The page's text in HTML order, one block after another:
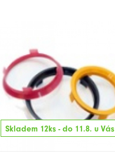
Skladem 12ks - do 11.8. u Vás